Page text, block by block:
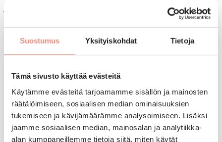
Suostumus Yksityiskohdat Tietoja
Tämä sivusto käyttää evästeitä
Käytämme evästeitä tarjoamamme sisällön ja mainosten
räätälöimiseen, sosiaalisen median ominaisuuksien
tukemiseen ja kävijämäärämme analysoimiseen. Lisäksi
jaamme sosiaalisen median, mainosalan ja analytiikka-
alan kumppaneillemme tietoja siitä, miten käytät
jatkossa heikompi, sillä monet lapset oppivat
Lomatuki lisää luottamusta tulevaisuuteen
itsevarmuutta liikkua lasten kanssa kodin
ulkopuolella. Sekä lapset että vanhemmat kokisivat
itsensä vähemmän arvokkaiksi, koska he eivät pääse
lomalle kodin ulkopuolelle, kuten kaikki muutkin.
Lapsiperheiden osallisuus olisi heikompaa.